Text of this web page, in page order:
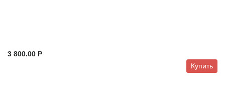
3 800.00 P
Купить